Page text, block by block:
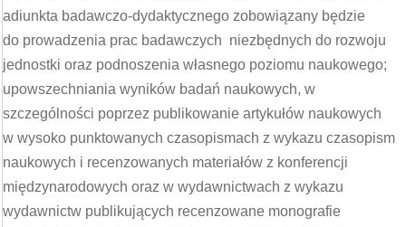
adiunkta badawczo-dydaktycznego zobowiązany będzie
do prowadzenia prac badawczych niezbędnych do rozwoju
jednostki oraz podnoszenia własnego poziomu naukowego;
upowszechniania wyników badań naukowych, w
szczególności poprzez publikowanie artykułów naukowych
w wysoko punktowanych czasopismach z wykazu czasopism
naukowych i recenzowanych materiałów z konferencji
międzynarodowych oraz w wydawnictwach z wykazu
wydawnictw publikujących recenzowane monografie